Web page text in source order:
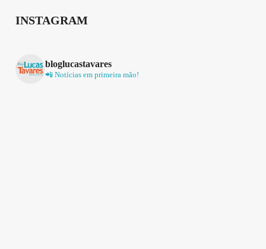
INSTAGRAM
bloglucastavares
📲 Notícias em primeira mão!